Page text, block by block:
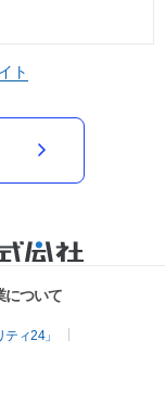
ト
について
ィ24」